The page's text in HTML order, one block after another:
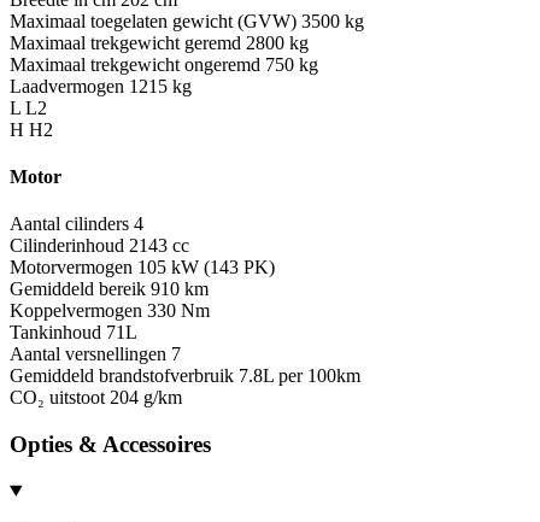
Maximaal toegelaten gewicht (GVW) 3500 kg
Maximaal trekgewicht geremd 2800 kg
Maximaal trekgewicht ongeremd 750 kg
Laadvermogen 1215 kg
L L2
H H2
Motor
Aantal cilinders 4
Cilinderinhoud 2143 cc
Motorvermogen 105 kW (143 PK)
Gemiddeld bereik 910 km
Koppelvermogen 330 Nm
Tankinhoud 71L
Aantal versnellingen 7
Gemiddeld brandstofverbruik 7.8L per 100km
CO₂ uitstoot 204 g/km
Opties & Accessoires